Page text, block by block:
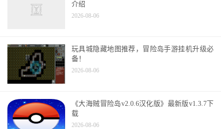
介绍
2026-08-06
玩具城隐藏地图推荐，冒险岛手游挂机升级必
备！
2026-08-06
《大海贼冒险岛v2.0.6汉化版》最新版v1.3.7下
载
2026-08-06